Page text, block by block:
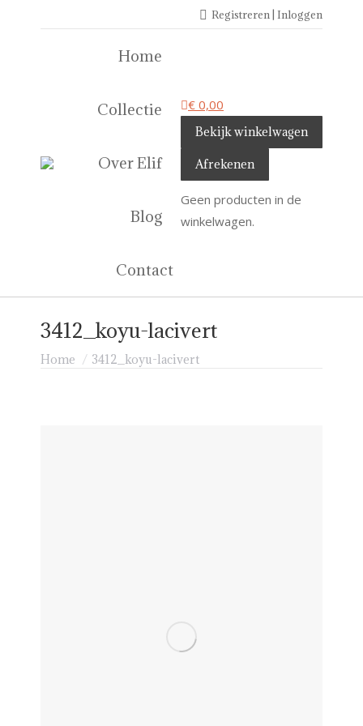
Registreren | Inloggen
Home
Collectie
Over Elif
Blog
Contact
€ 0,00
Bekijk winkelwagen
Afrekenen
Geen producten in de
winkelwagen.
3412_koyu-lacivert
Je bent hier:
Home 3412_koyu-lacivert